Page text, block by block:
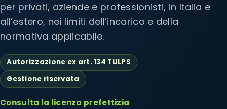
per privati, aziende e professionisti, in Italia e
all’estero, nei limiti dell’incarico e della
normativa applicabile.
Autorizzazione ex art. 134 TULPS
Gestione riservata
Consulta la licenza prefettizia